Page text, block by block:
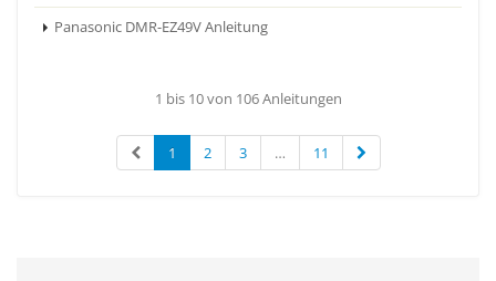
Panasonic DMR-EZ49V Anleitung
1 bis 10 von 106 Anleitungen
1 2 3 … 11